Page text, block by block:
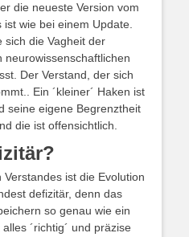
die neueste Version vom
wie bei einem Update.
sich die Vagheit der
neurowissenschaftlichen
Der Verstand, der sich
Ein ´kleiner´ Haken ist
seine eigene Begrenztheit
die ist offensichtlich.
ist die Evolution
defizitär, denn das
so genau wie ein
´richtig´ und präzise